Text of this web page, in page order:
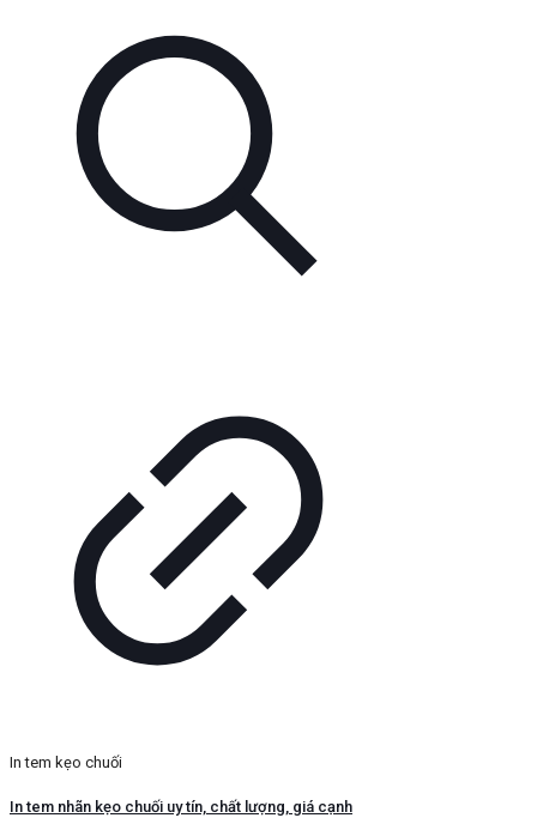
In tem kẹo chuối
In tem nhãn kẹo chuối uy tín, chất lượng, giá cạnh